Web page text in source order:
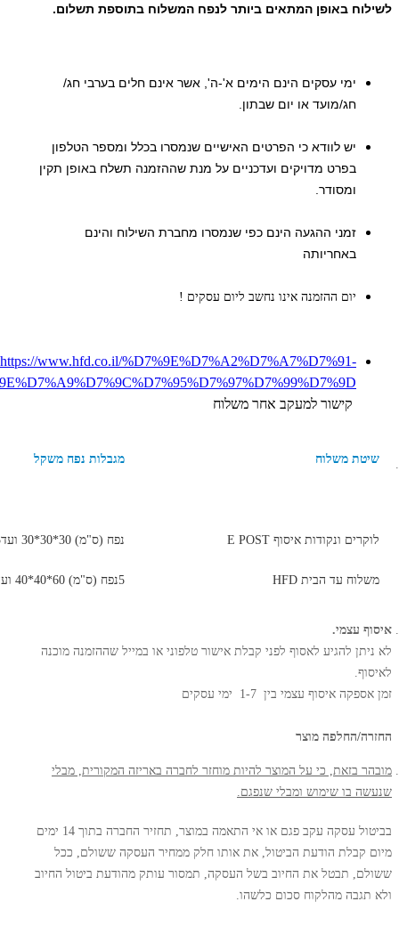
לשילוח באופן המתאים ביותר לנפח המשלוח בתוספת תשלום.
ימי עסקים הינם הימים א'-ה', אשר אינם חלים בערבי חג/
חג/מועד או יום שבתון.
יש לוודא כי הפרטים האישיים שנמסרו בכלל ומספר הטלפון
בפרט מדויקים ועדכניים על מנת שההזמנה תשלח באופן תקין
ומסודר.
זמני ההגעה הינם כפי שנמסרו מחברת השילוח והינם
באחריותה
יום ההזמנה אינו נחשב ליום עסקים !
https://www.hfd.co.il/%D7%9E%D7%A2%D7%A7%D7%91-
קישור למעקב אחר משלוח
שיטת משלוח מגבלות נפח משקל
לוקרים ונקודות איסוף E POST נפח (ס"מ) 30*30*30 ועד5 ק"ג
משלוח עד הבית HFD 5נפח (ס"מ) 60*40*40 ועד 20 ס"מ עד 7 ק"ג
איסוף עצמי.
לא ניתן להגיע לאסוף לפני קבלת אישור טלפוני או במייל שההזמנה מוכנה
לאיסוף.
זמן אספקה איסוף עצמי בין 1-7 ימי עסקים
החזרה/החלפה מוצר
מובהר בזאת, כי על המוצר להיות מוחזר לחברה באריזה המקורית, מבלי
שנעשה בו שימוש ומבלי שנפגם.
בביטול עסקה עקב פגם או אי התאמה במוצר, תחזיר החברה בתוך 14 ימים
מיום קבלת הודעת הביטול, את אותו חלק ממחיר העסקה ששולם, ככל
ששולם, תבטל את החיוב בשל העסקה, תמסור עותק מהודעת ביטול החיוב
ולא תגבה מהלקוח סכום כלשהו.